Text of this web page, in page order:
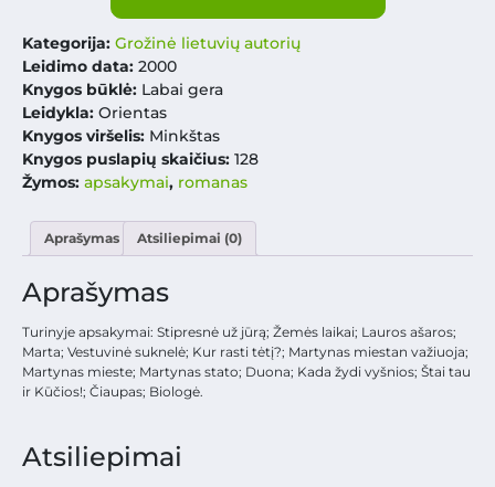
Kategorija: Grožinė lietuvių autorių
Leidimo data: 2000
Knygos būklė: Labai gera
Leidykla: Orientas
Knygos viršelis: Minkštas
Knygos puslapių skaičius: 128
Žymos: apsakymai, romanas
Aprašymas Atsiliepimai (0)
Aprašymas
Turinyje apsakymai: Stipresnė už jūrą; Žemės laikai; Lauros ašaros;
Marta; Vestuvinė suknelė; Kur rasti tėtį?; Martynas miestan važiuoja;
Martynas mieste; Martynas stato; Duona; Kada žydi vyšnios; Štai tau
ir Kūčios!; Čiaupas; Biologė.
Atsiliepimai